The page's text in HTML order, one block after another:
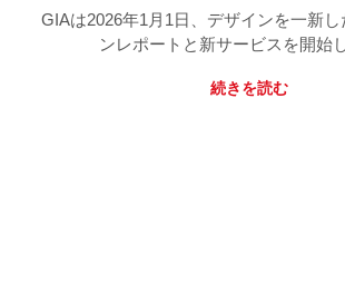
GIAは2026年1月1日、デザインを一新
ンレポートと新サービスを開始
続きを読む